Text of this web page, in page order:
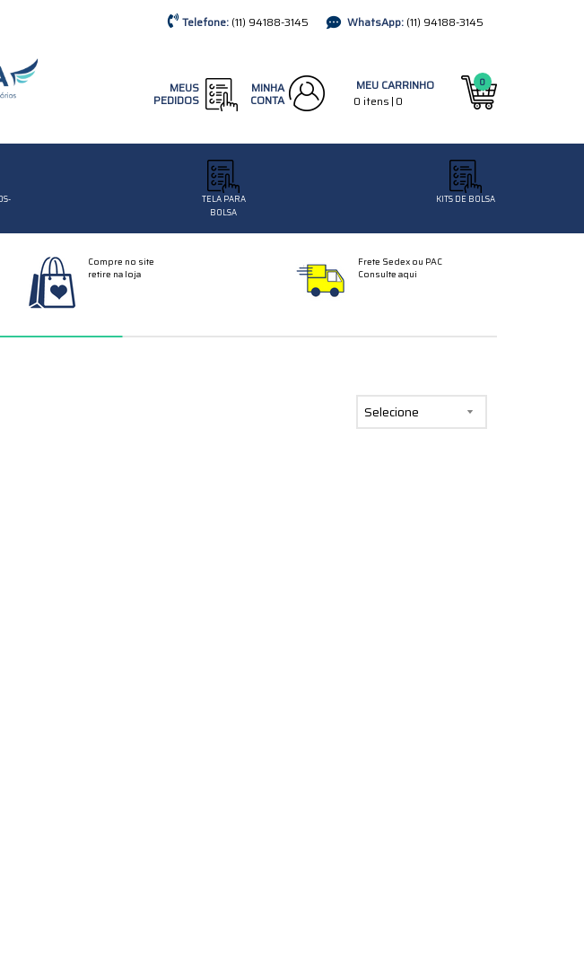
(11) 94188-3145 (11) 94188-3145
MEUS
PEDIDOS
MINHA
CONTA
0
TELA PARA
BOLSA
KITS DE BOLSA
Compre no site
retire na loja
Frete Sedex ou PAC
Consulte aqui
Selecione